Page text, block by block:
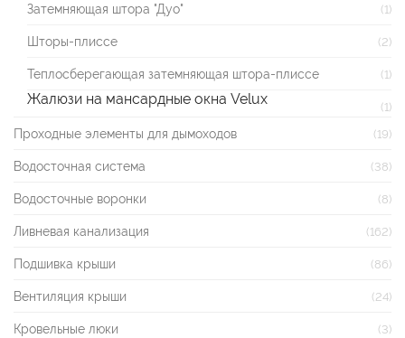
Затемняющая штора "Дуо" (1)
Шторы-плиссе (2)
Теплосберегающая затемняющая штора-плиссе (1)
Жалюзи на мансардные окна Velux (1)
Проходные элементы для дымоходов (19)
Водосточная система (38)
Водосточные воронки (8)
Ливневая канализация (162)
Подшивка крыши (86)
Вентиляция крыши (24)
Кровельные люки (3)